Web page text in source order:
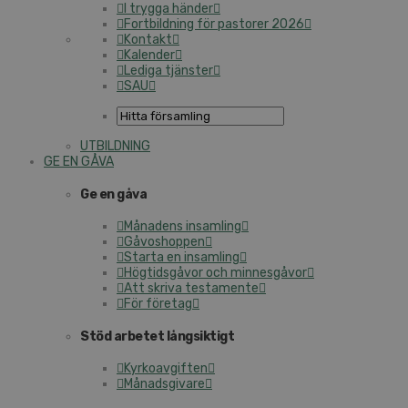
I trygga händer
Fortbildning för pastorer 2026
Kontakt
Kalender
Lediga tjänster
SAU
UTBILDNING
GE EN GÅVA
Ge en gåva
Månadens insamling
Gåvoshoppen
Starta en insamling
Högtidsgåvor och minnesgåvor
Att skriva testamente
För företag
Stöd arbetet långsiktigt
Kyrkoavgiften
Månadsgivare